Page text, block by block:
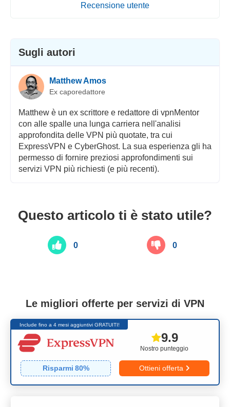
Recensione utente
Sugli autori
Matthew Amos
Ex caporedattore
Matthew è un ex scrittore e redattore di vpnMentor
con alle spalle una lunga carriera nell'analisi
approfondita delle VPN più quotate, tra cui
ExpressVPN e CyberGhost. La sua esperienza gli ha
permesso di fornire preziosi approfondimenti sui
servizi VPN più richiesti (e più recenti).
Questo articolo ti è stato utile?
0 0
Le migliori offerte per servizi di VPN
Include fino a 4 mesi aggiuntivi GRATUITI!
Nostro punteggio
9.9
Risparmi 80% Ottieni offerta